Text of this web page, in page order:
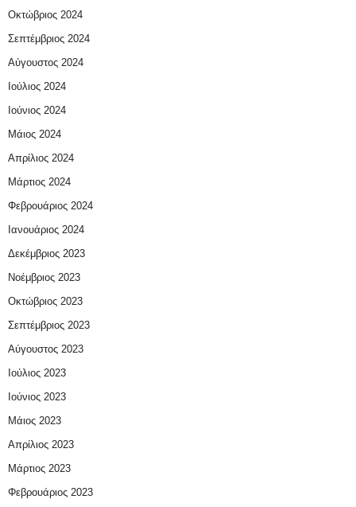
Οκτώβριος 2024
Σεπτέμβριος 2024
Αύγουστος 2024
Ιούλιος 2024
Ιούνιος 2024
Μάιος 2024
Απρίλιος 2024
Μάρτιος 2024
Φεβρουάριος 2024
Ιανουάριος 2024
Δεκέμβριος 2023
Νοέμβριος 2023
Οκτώβριος 2023
Σεπτέμβριος 2023
Αύγουστος 2023
Ιούλιος 2023
Ιούνιος 2023
Μάιος 2023
Απρίλιος 2023
Μάρτιος 2023
Φεβρουάριος 2023